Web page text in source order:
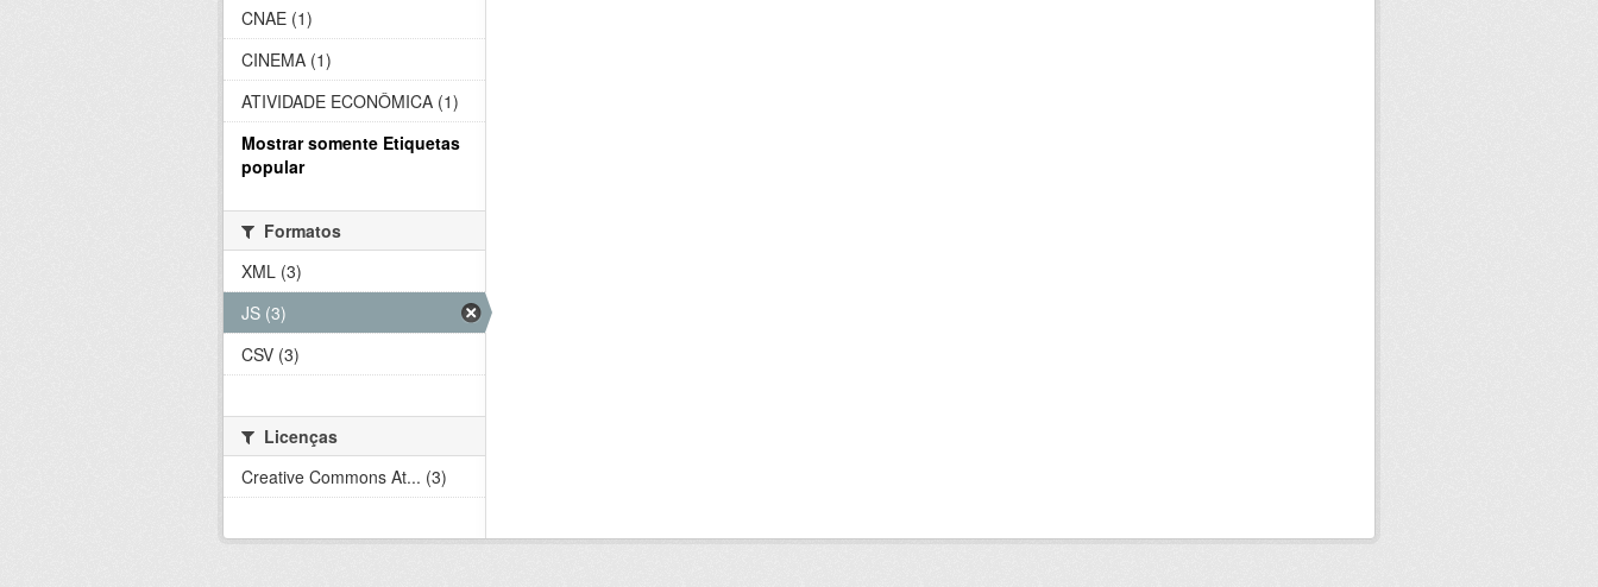
CNAE (1)
CINEMA (1)
ATIVIDADE ECONÔMICA (1)
Mostrar somente Etiquetas
popular
Formatos
XML (3)
JS (3)
CSV (3)
Licenças
Creative Commons At... (3)